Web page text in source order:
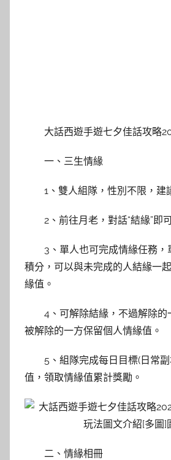
大話西遊手遊七夕佳話攻略
一、三生情緣
1、雙人組隊，性別不限，建
2、前往月老，對話“結緣”即
3、單人也可完成情緣任務
積分，可以與未完成的人結緣一
緣值。
4、可解除結緣，不過解除的
被解除的一方保留個人情緣值。
5、組隊完成每日目標(日常
值，領取情緣值累計獎勵。
二、情緣相冊